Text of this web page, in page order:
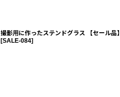
撮影用に作ったステンドグラス 【セール品】
[SALE-084]